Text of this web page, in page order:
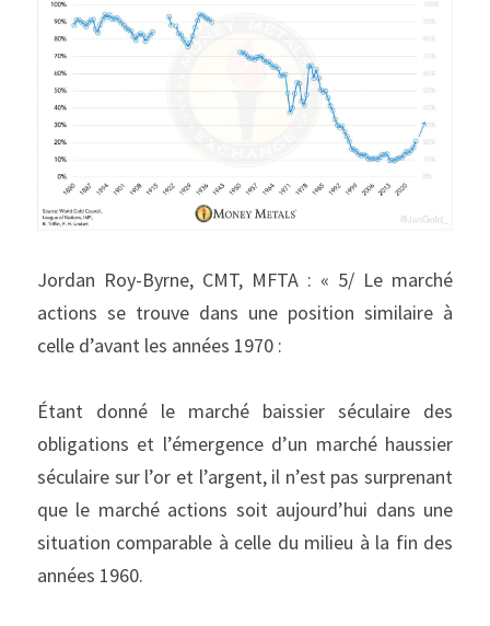
Jordan Roy-Byrne, CMT, MFTA : « 5/ Le marché
actions se trouve dans une position similaire à
celle d’avant les années 1970 :
Étant donné le marché baissier séculaire des
obligations et l’émergence d’un marché haussier
séculaire sur l’or et l’argent, il n’est pas surprenant
que le marché actions soit aujourd’hui dans une
situation comparable à celle du milieu à la fin des
années 1960.